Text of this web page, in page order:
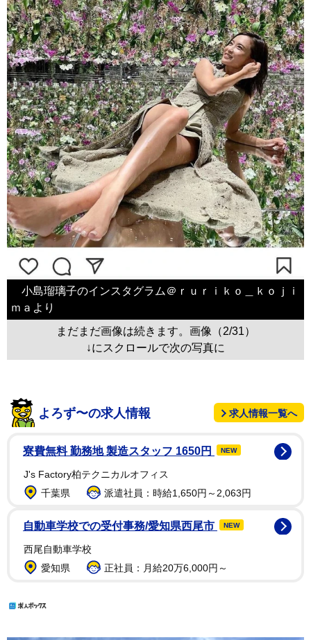
小島瑠璃子のインスタグラム＠ｒｕｒｉｋｏ＿ｋｏｊｉ
ｍａより
まだまだ画像は続きます。画像（2/31）
↓にスクロールで次の写真に
よろず〜の求人情報 求人情報一覧へ
寮費無料 勤務地 製造スタッフ 1650円 NEW
J's Factory柏テクニカルオフィス
千葉県
派遣社員：時給1,650円～2,063円
自動車学校での受付事務/愛知県西尾市 NEW
西尾自動車学校
愛知県
正社員：月給20万6,000円～